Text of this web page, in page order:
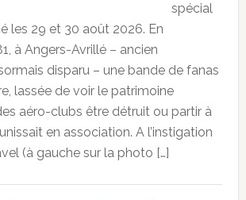
spécial
les 29 et 30 août 2026. En
à Angers-Avrillé – ancien
disparu – une bande de fanas
lassée de voir le patrimoine
aéro-clubs être détruit ou partir à
en association. A l’instigation
(à gauche sur la photo […]